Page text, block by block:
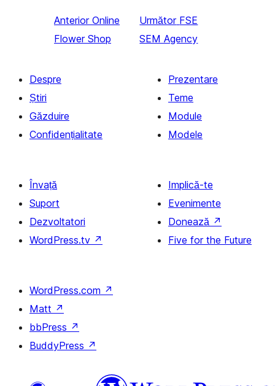
Anterior Online
Flower Shop
Următor FSE
SEM Agency
Despre
Știri
Găzduire
Confidențialitate
Prezentare
Teme
Module
Modele
Învață
Suport
Dezvoltatori
WordPress.tv ↗
Implică-te
Evenimente
Donează ↗
Five for the Future
WordPress.com ↗
Matt ↗
bbPress ↗
BuddyPress ↗